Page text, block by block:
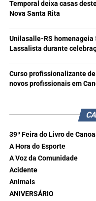
Temporal deixa casas
Nova Santa Rita
Unilasalle-RS homenageia
Lassalista durante
Curso profissionalizante
novos profissionais em
39ª Feira do Livro de
A Hora do Esporte
A Voz da Comunidade
Acidente
Animais
ANIVERSÁRIO